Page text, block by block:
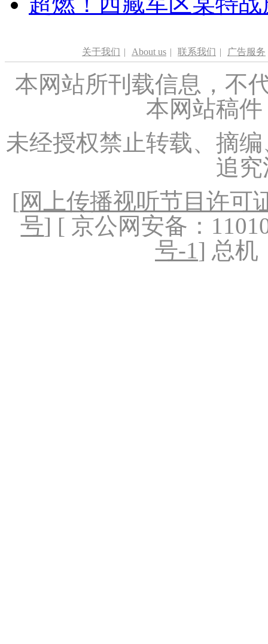
关于我们 | About us | 联系我们 | 广告服务
本网站所刊载信息，不
本网站稿
未经授权禁止转载、摘
追
[网上传播视听节目许可
号] [ 京公网安备：
号-1] 总机